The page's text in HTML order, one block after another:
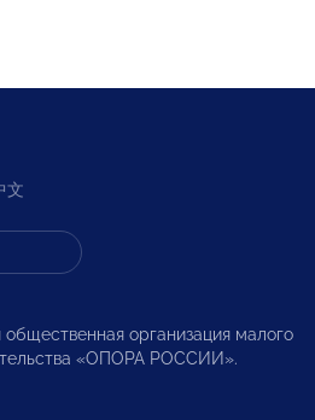
文
организация малого
«ОПОРА РОССИИ».